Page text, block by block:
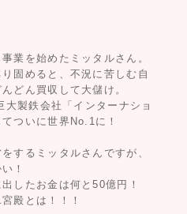
業を始めたミッタルさん。
固めると、不況に苦しむ自
どん買収して大儲け。
製鉄会社「インターナショ
ついに世界No.1に！
するミッタルさんですが、
！
したお金は何と50億円！
殿とは！！！